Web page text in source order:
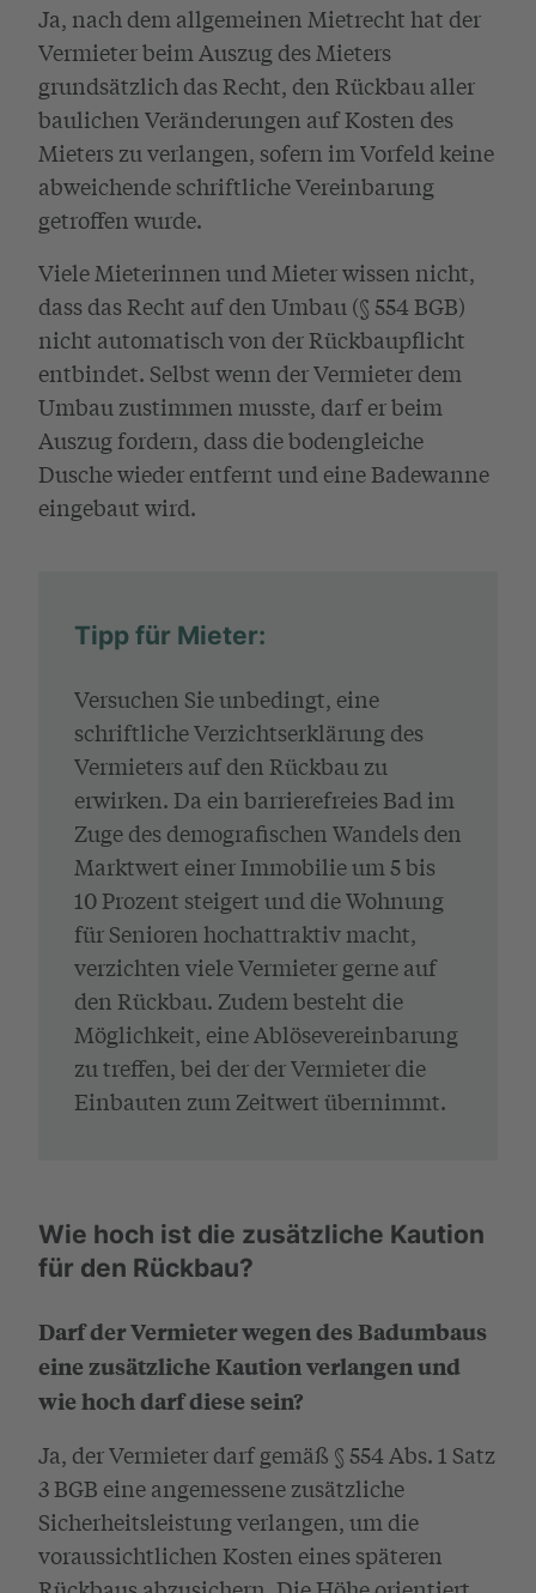
Ja, nach dem allgemeinen Mietrecht hat der
Vermieter beim Auszug des Mieters
grundsätzlich das Recht, den Rückbau aller
baulichen Veränderungen auf Kosten des
Mieters zu verlangen, sofern im Vorfeld keine
abweichende schriftliche Vereinbarung
getroffen wurde.
Viele Mieterinnen und Mieter wissen nicht,
dass das Recht auf den Umbau (§ 554 BGB)
nicht automatisch von der Rückbaupflicht
entbindet. Selbst wenn der Vermieter dem
Umbau zustimmen musste, darf er beim
Auszug fordern, dass die bodengleiche
Dusche wieder entfernt und eine Badewanne
eingebaut wird.
Tipp für Mieter:
Versuchen Sie unbedingt, eine
schriftliche Verzichtserklärung des
Vermieters auf den Rückbau zu
erwirken. Da ein barrierefreies Bad im
Zuge des demografischen Wandels den
Marktwert einer Immobilie um 5 bis
10 Prozent steigert und die Wohnung
für Senioren hochattraktiv macht,
verzichten viele Vermieter gerne auf
den Rückbau. Zudem besteht die
Möglichkeit, eine Ablösevereinbarung
zu treffen, bei der der Vermieter die
Einbauten zum Zeitwert übernimmt.
Wie hoch ist die zusätzliche Kaution
für den Rückbau?
Darf der Vermieter wegen des Badumbaus
eine zusätzliche Kaution verlangen und
wie hoch darf diese sein?
Ja, der Vermieter darf gemäß § 554 Abs. 1 Satz
3 BGB eine angemessene zusätzliche
Sicherheitsleistung verlangen, um die
voraussichtlichen Kosten eines späteren